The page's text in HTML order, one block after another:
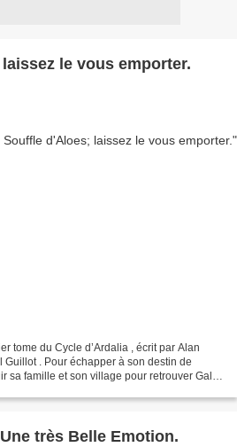
le vous emporter.
tome du Cycle d’Ardalia , écrit par Alan
. Pour échapper à son destin de
sa famille et son village pour retrouver Galn
très Belle Emotion.